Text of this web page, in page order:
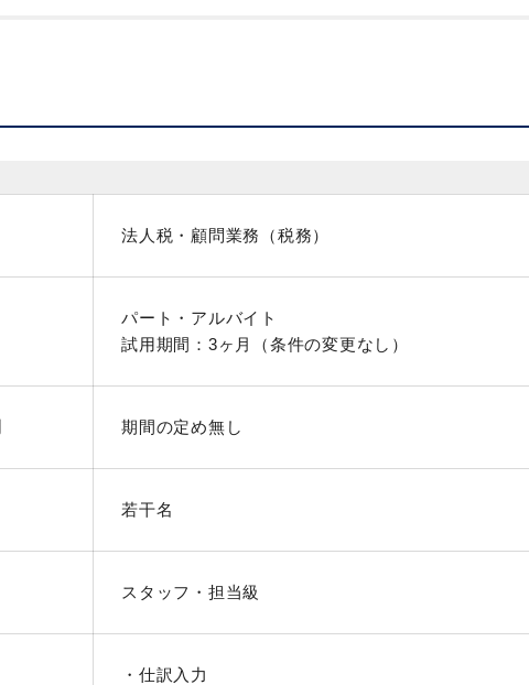
法人税・顧問業務（税務）
パート・アルバイト
試用期間：3ヶ月（条件の変更なし）
期間の定め無し
若干名
スタッフ・担当級
・仕訳入力